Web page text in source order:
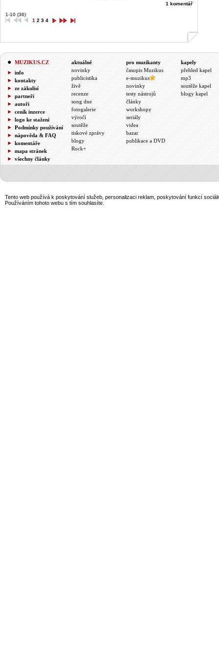
1 komentář
1-10 (36)
1 2 3 4
MUZIKUS.CZ
info
kontakty
ze zákulisí
partneři
autoři
ceník inzerce
logo ke stažení
Podmínky používání
nápověda & FAQ
komentáře
mapa stránek
všechny články
aktuálně
novinky
publicistika
živě
recenze
song dne
fotogalerie
výročí
soutěže
tiskové zprávy
blogy
Rock+
pro muzikanty
časopis Muzikus
e-muzikus
novinky
testy nástrojů
články
workshopy
seriály
videa
bazar
publikace a DVD
kapely
přehled kapel
mp3
soutěže kapel
blogy kapel
Tento web používá k poskytování služeb, personalizaci reklam, poskytování funkcí
Používáním tohoto webu s tím souhlasíte.